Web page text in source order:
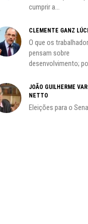
cumprir a...
CLEMENTE GANZ
O que os
pensam sobre
desenvolvimento;
JOÃO GUILHERME
NETTO
Eleições para o